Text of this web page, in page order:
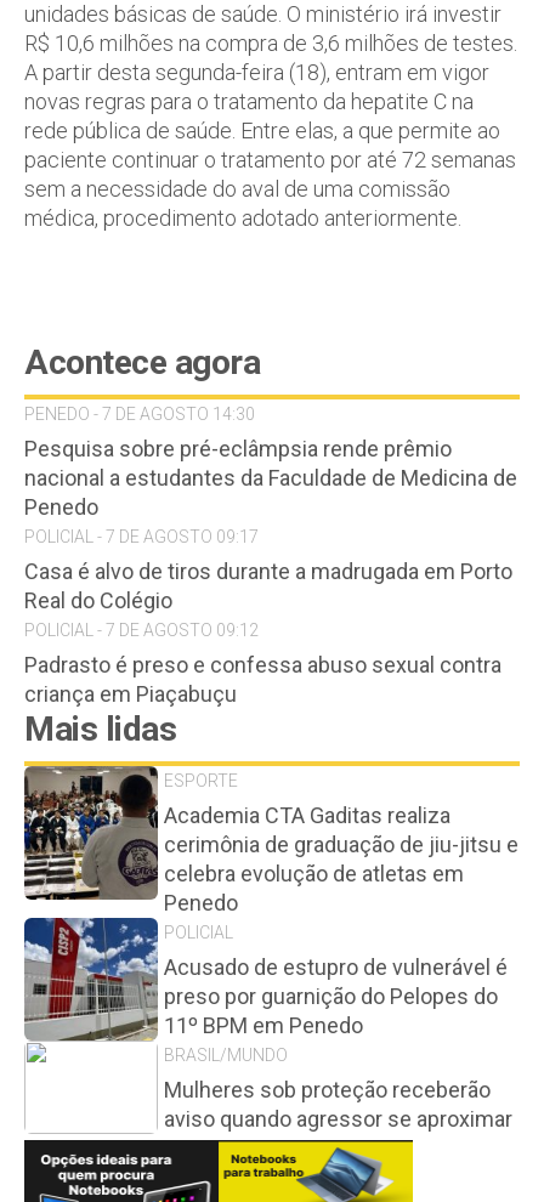
unidades básicas de saúde. O ministério irá investir
R$ 10,6 milhões na compra de 3,6 milhões de testes.
A partir desta segunda-feira (18), entram em vigor
novas regras para o tratamento da hepatite C na
rede pública de saúde. Entre elas, a que permite ao
paciente continuar o tratamento por até 72 semanas
sem a necessidade do aval de uma comissão
médica, procedimento adotado anteriormente.
Acontece agora
PENEDO - 7 DE AGOSTO 14:30
Pesquisa sobre pré-eclâmpsia rende prêmio
nacional a estudantes da Faculdade de Medicina de
Penedo
POLICIAL - 7 DE AGOSTO 09:17
Casa é alvo de tiros durante a madrugada em Porto
Real do Colégio
POLICIAL - 7 DE AGOSTO 09:12
Padrasto é preso e confessa abuso sexual contra
criança em Piaçabuçu
Mais lidas
ESPORTE
Academia CTA Gaditas realiza
cerimônia de graduação de jiu-jitsu e
celebra evolução de atletas em
Penedo
POLICIAL
Acusado de estupro de vulnerável é
preso por guarnição do Pelopes do
11º BPM em Penedo
BRASIL/MUNDO
Mulheres sob proteção receberão
aviso quando agressor se aproximar